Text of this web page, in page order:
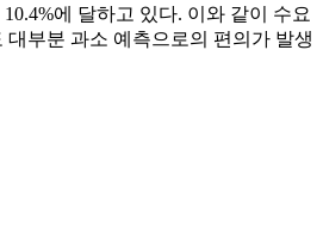
에 달하고 있다. 이와 같이 수요
부분 과소 예측으로의 편의가 발생